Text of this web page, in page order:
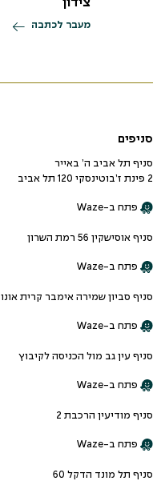
צידון
מעבר לכתבה
סניפים
סניף תל אביב ה’ באייר
2 פינת ז’בוטינסקי 120 תל אביב
פתח ב-Waze
סניף אוסישקין 56 רמת השרון
פתח ב-Waze
סניף סביון שמירה אימבר קרית אונו
פתח ב-Waze
סניף עין גב מול הכניסה לקיבוץ
פתח ב-Waze
סניף מודיעין הרכבת 2
פתח ב-Waze
סניף תל מונד הדקל 60